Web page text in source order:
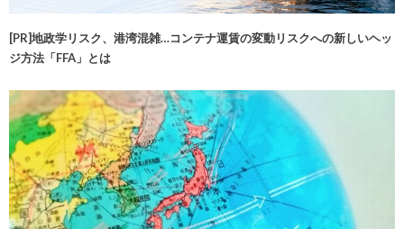
[PR]地政学リスク、港湾混雑…コンテナ運賃の変動リスクへの新しいヘッ
ジ方法「FFA」とは